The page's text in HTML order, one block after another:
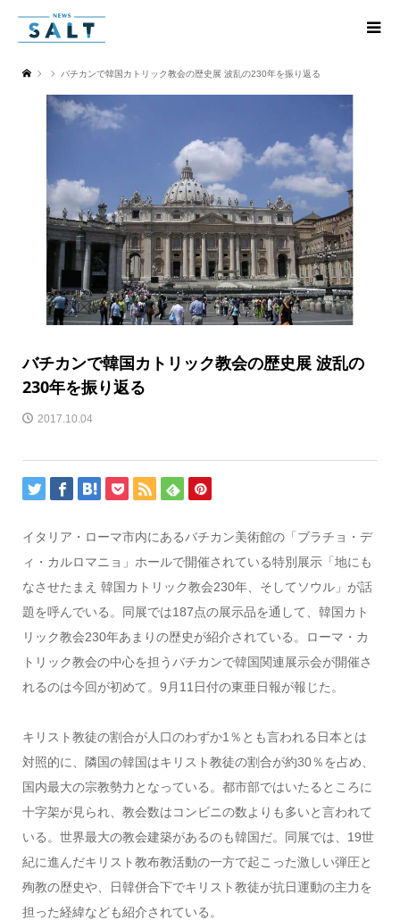
バチカンで韓国カトリック教会の歴史展 波乱の230年を振り返る
バチカンで韓国カトリック教会の歴史展 波乱の
230年を振り返る
2017.10.04
イタリア・ローマ市内にあるバチカン美術館の「ブラチョ・デ
ィ・カルロマニョ」ホールで開催されている特別展示「地にも
なさせたまえ 韓国カトリック教会230年、そしてソウル」が話
題を呼んでいる。同展では187点の展示品を通して、韓国カト
リック教会230年あまりの歴史が紹介されている。ローマ・カ
トリック教会の中心を担うバチカンで韓国関連展示会が開催さ
れるのは今回が初めて。9月11日付の東亜日報が報じた。
キリスト教徒の割合が人口のわずか1％とも言われる日本とは
対照的に、隣国の韓国はキリスト教徒の割合が約30％を占め、
国内最大の宗教勢力となっている。都市部ではいたるところに
十字架が見られ、教会数はコンビニの数よりも多いと言われて
いる。世界最大の教会建築があるのも韓国だ。同展では、19世
紀に進んだキリスト教布教活動の一方で起こった激しい弾圧と
殉教の歴史や、日韓併合下でキリスト教徒が抗日運動の主力を
担った経緯なども紹介されている。